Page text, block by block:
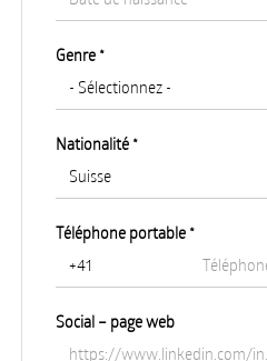
Région/Canton de résidence *
Ville de résidence
Adresse de résidence
Genre *
Nationalité *
Téléphone portable *
Social – page web